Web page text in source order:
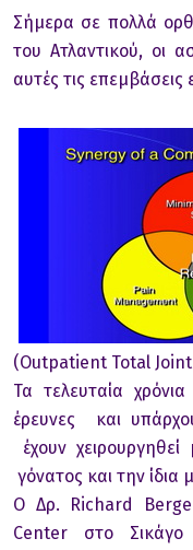
Σήμερα σε πολλά
του Ατλαντικού, οι
αυτές τις επεμβάσεις
(Outpatient Total
Τα τελευταία χρόνια
έρευνες και
έχουν
γόνατος και την ίδια
Ο Δρ. Richard
Center στο Σικάγο